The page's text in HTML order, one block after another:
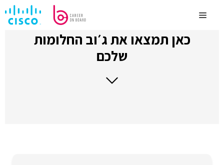
לתוכןMenu
כאן תמצאו את ג׳וב החלומות
שלכם